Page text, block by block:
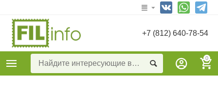
+7 (812) 640-78-54
0